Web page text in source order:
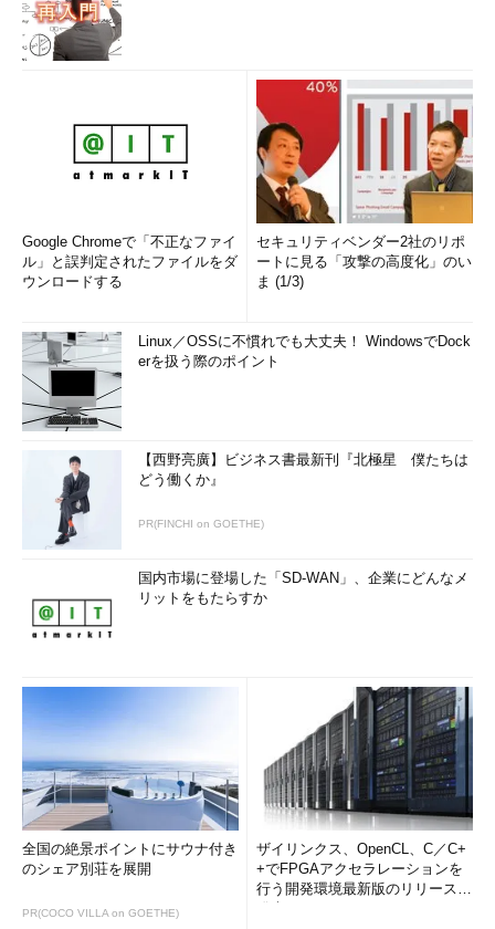
Google Chromeで「不正なファイ
ル」と誤判定されたファイルをダ
ウンロードする
セキュリティベンダー2社のリポ
ートに見る「攻撃の高度化」のい
ま (1/3)
Linux／OSSに不慣れでも大丈夫！ WindowsでDock
erを扱う際のポイント
【西野亮廣】ビジネス書最新刊『北極星 僕たちは
どう働くか』
PR(FINCHI on GOETHE)
国内市場に登場した「SD-WAN」、企業にどんなメ
リットをもたらすか
全国の絶景ポイントにサウナ付き
のシェア別荘を展開
PR(COCO VILLA on GOETHE)
ザイリンクス、OpenCL、C／C+
+でFPGAアクセラレーションを
行う開発環境最新版のリリースを